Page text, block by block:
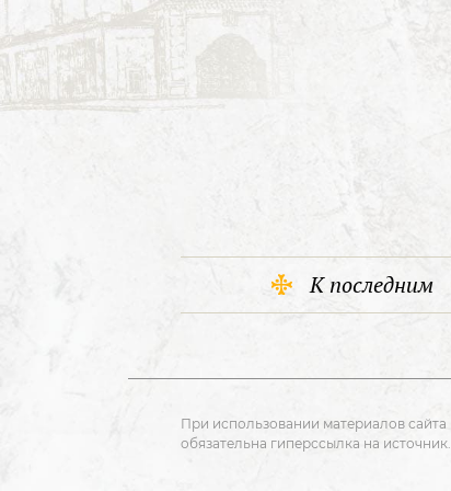
К последним
При использовании материалов сайта
обязательна гиперссылка на источник.